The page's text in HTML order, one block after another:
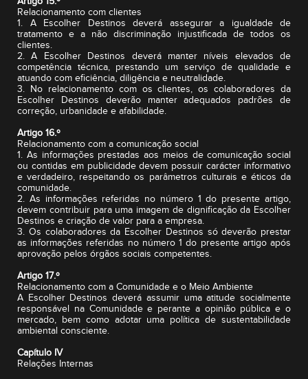
Relacionamento com clientes
1. A Escolher Destinos deverá assegurar a igualdade de
tratamento e a não discriminação injustificada de todos os
clientes.
2. A Escolher Destinos deverá manter níveis elevados de
competência técnica, prestando um serviço de qualidade e
atuando com eficiência, diligência e neutralidade.
3. No relacionamento com os clientes, os colaboradores da
Escolher Destinos deverão manter adequados padrões de
correção, urbanidade e afabilidade.
Artigo 16.º
Relacionamento com a comunicação social
1. As informações prestadas aos meios de comunicação social
ou contidas em publicidade devem possuir carácter informativo
e verdadeiro, respeitando os parâmetros culturais e éticos da
comunidade.
2. As informações referidas no número 1 do presente artigo,
devem contribuir para uma imagem de dignificação da Escolher
Destinos e criação de valor para a empresa.
3. Os colaboradores da Escolher Destinos só deverão prestar
as informações referidas no número 1 do presente artigo após
aprovação pelos órgãos sociais competentes.
Artigo 17.º
Relacionamento com a Comunidade e o Meio Ambiente
A Escolher Destinos deverá assumir uma atitude socialmente
responsável na Comunidade e perante a opinião pública e o
mercado, bem como adotar uma política de sustentabilidade
ambiental consciente.
Capítulo IV
Relações Internas